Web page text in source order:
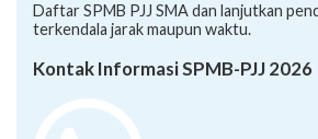
Daftar SPMB PJJ SMA dan lanjutkan
terkendala jarak maupun waktu.
Kontak Informasi SPMB-PJJ 2026